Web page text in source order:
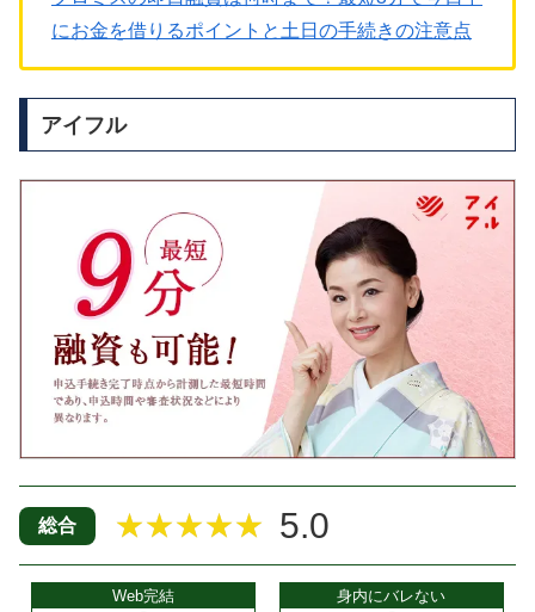
にお金を借りるポイントと土日の手続きの注意点
アイフル
総合 ★★★★★ 5.0
Web完結 身内にバレない